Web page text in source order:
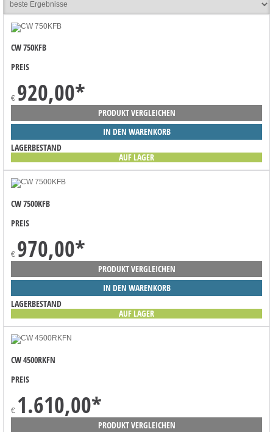
CW 750KFB
PREIS
€ 920,00*
PRODUKT VERGLEICHEN
IN DEN WARENKORB
LAGERBESTAND
AUF LAGER
CW 7500KFB
PREIS
€ 970,00*
PRODUKT VERGLEICHEN
IN DEN WARENKORB
LAGERBESTAND
AUF LAGER
CW 4500RKFN
PREIS
€ 1.610,00*
PRODUKT VERGLEICHEN